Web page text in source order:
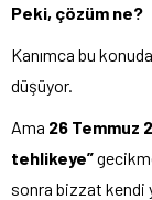
Peki, çözüm ne?
Kanımca bu
düşüyor.
Ama 26 Temmuz
tehlikeye”
sonra bizzat kendi